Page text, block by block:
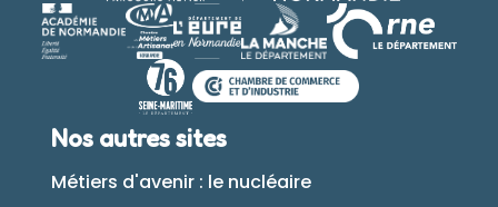
Nos autres sites
Métiers d'avenir : le nucléaire